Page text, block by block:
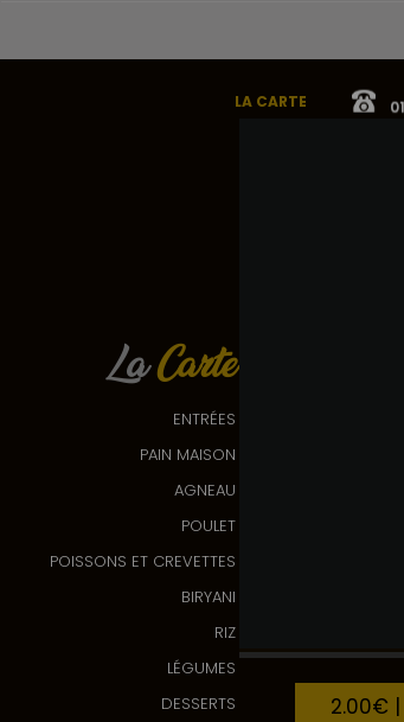
LA CARTE
LaCarte
ENTRÉES
PAIN MAISON
AGNEAU
POULET
POISSONS ET CREVETTES
BIRYANI
RIZ
LÉGUMES
DESSERTS
2.00€ |